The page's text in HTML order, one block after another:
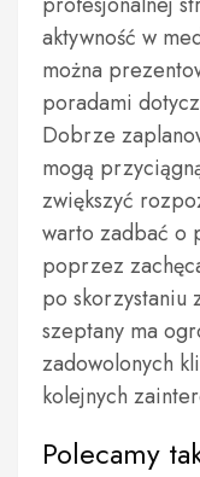
aktywność w
można
poradami
Dobrze
mogą
zwiększyć
warto zadbać o
poprzez
po skorzystaniu
szeptany ma
zadowolonych
kolejnych
Polecamy